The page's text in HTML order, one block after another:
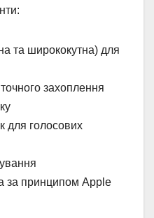
та ширококутна) для
захоплення
для голосових
за принципом Apple